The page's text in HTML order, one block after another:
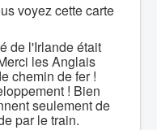
voyez cette carte
de l'Irlande était
les Anglais
chemin de fer !
! Bien
seulement de
par le train.